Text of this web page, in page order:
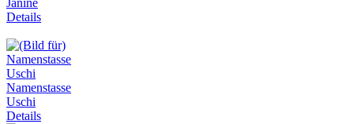
Janine
Details
Namenstasse
Uschi
Details